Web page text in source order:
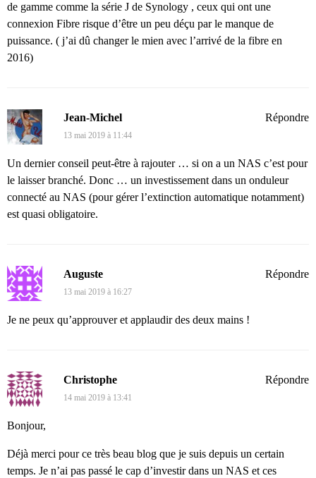
de gamme comme la série J de Synology , ceux qui ont une
connexion Fibre risque d’être un peu déçu par le manque de
puissance. ( j’ai dû changer le mien avec l’arrivé de la fibre en
2016)
Jean-Michel
13 mai 2019 à 11:44
Un dernier conseil peut-être à rajouter … si on a un NAS c’est pour
le laisser branché. Donc … un investissement dans un onduleur
connecté au NAS (pour gérer l’extinction automatique notamment)
est quasi obligatoire.
Répondre
Auguste
13 mai 2019 à 16:27
Je ne peux qu’approuver et applaudir des deux mains !
Répondre
Christophe
14 mai 2019 à 13:41
Bonjour,
Déjà merci pour ce très beau blog que je suis depuis un certain
temps. Je n’ai pas passé le cap d’investir dans un NAS et ces
Répondre